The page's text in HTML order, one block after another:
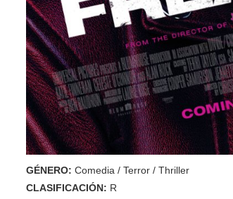
GÉNERO: Comedia / Terror / Thriller
CLASIFICACIÓN: R